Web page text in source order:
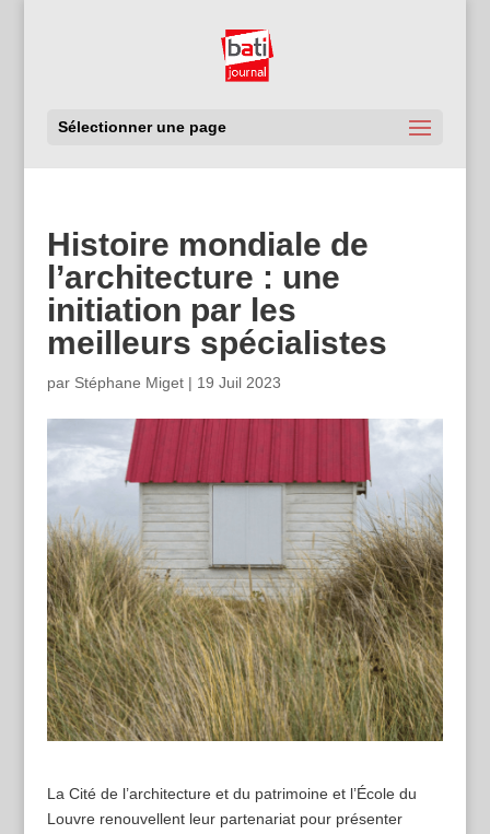
Sélectionner une page
Histoire mondiale de
l’architecture : une
initiation par les
meilleurs spécialistes
par Stéphane Miget| 19 Juil 2023
La Cité de l’architecture et du patrimoine et l’École du
Louvre renouvellent leur partenariat pour présenter